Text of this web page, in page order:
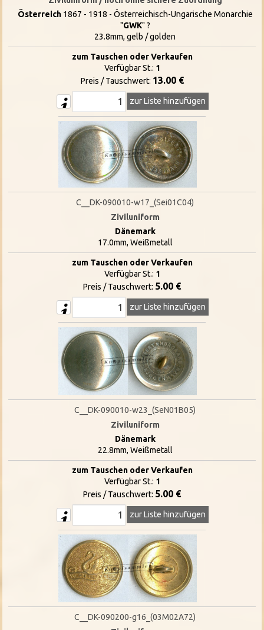
Österreich1867 - 1918 - Österreichisch-Ungarische Monarchie
"GWK" ?
23.8mm, gelb / golden
zum Tauschen oder Verkaufen
Verfügbar St.: 1
Preis / Tauschwert: 13.00 €
zur Liste hinzufügen
C__DK-090010-w17_(Sei01C04)
Ziviluniform
Dänemark
17.0mm, Weißmetall
zum Tauschen oder Verkaufen
Verfügbar St.: 1
Preis / Tauschwert: 5.00 €
zur Liste hinzufügen
C__DK-090010-w23_(SeN01B05)
Ziviluniform
Dänemark
22.8mm, Weißmetall
zum Tauschen oder Verkaufen
Verfügbar St.: 1
Preis / Tauschwert: 5.00 €
zur Liste hinzufügen
C__DK-090200-g16_(03M02A72)